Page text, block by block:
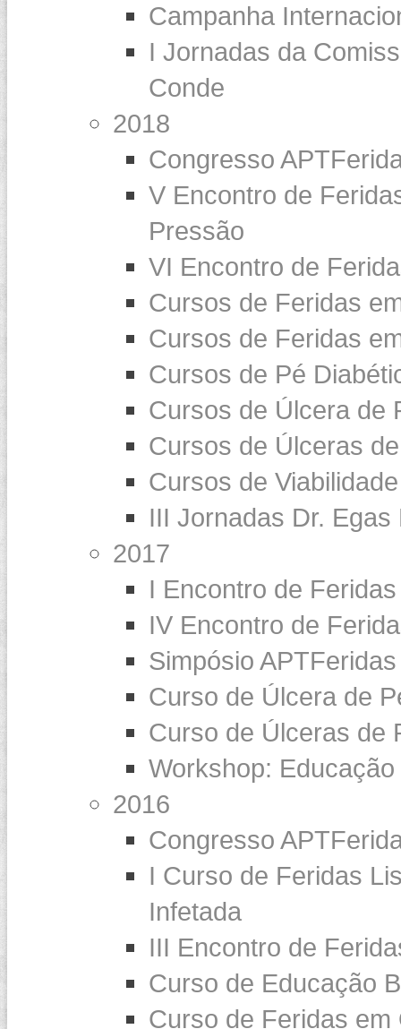
Campanha
I Jornadas da
Conde
2018
Congresso
V Encontro de
Pressão
VI Encontro de
Cursos de Feridas
Cursos de Feridas
Cursos de Pé
Cursos de Úlcera de
Cursos de Úlceras
Cursos de
III Jornadas Dr. Egas
2017
I Encontro de
IV Encontro de
Simpósio
Curso de Úlcera de
Curso de Úlceras de
Workshop:
2016
Congresso
I Curso de Feridas
Infetada
III Encontro de
Curso de Educação
Curso de Feridas em